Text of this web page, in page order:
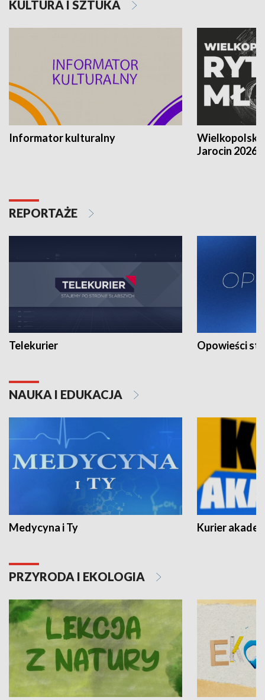
KULTURA I SZTUKA
Informator kulturalny
Jarocin 2026
REPORTAŻE
Telekurier Opowieści
NAUKA I EDUKACJA
Medycyna i Ty Kurier
PRZYRODA I EKOLOGIA